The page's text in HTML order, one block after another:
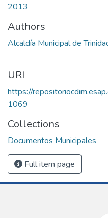
2013
Authors
Alcaldía Municipal de
URI
https://
1069
Collections
Documentos Municipales
Full item page